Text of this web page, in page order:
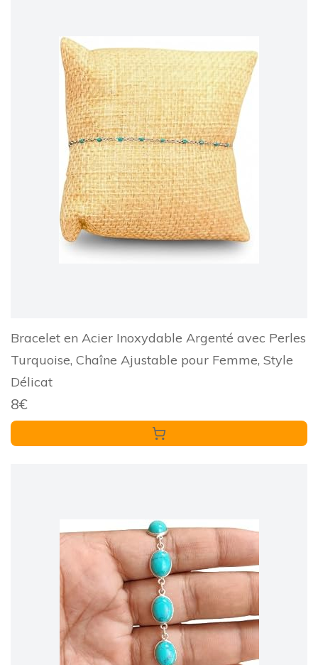
Bracelet en Acier Inoxydable Argenté avec Perles
Turquoise, Chaîne Ajustable pour Femme, Style
Délicat
8€